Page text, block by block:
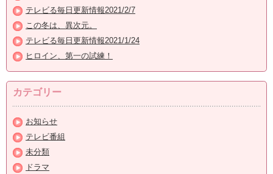
テレビる毎日更新情報2021/2/7
この冬は、異次元。
テレビる毎日更新情報2021/1/24
ヒロイン、第一の試練！
カテゴリー
お知らせ
テレビ番組
未分類
ドラマ